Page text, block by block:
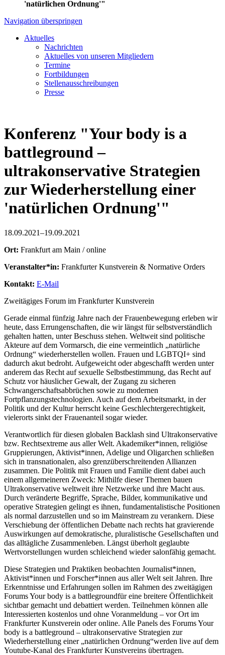
'natürlichen Ordnung'"
Navigation überspringen
Aktuelles
Nachrichten
Aktuelles von unseren Mitgliedern
Termine
Fortbildungen
Stellenausschreibungen
Presse
Konferenz "Your body is a
battleground –
ultrakonservative Strategien
zur Wiederherstellung einer
'natürlichen Ordnung'"
18.09.2021–19.09.2021
Ort: Frankfurt am Main / online
Veranstalter*in: Frankfurter Kunstverein & Normative Orders
Kontakt: E-Mail
Zweitägiges Forum im Frankfurter Kunstverein
Gerade einmal fünfzig Jahre nach der Frauenbewegung erleben wir
heute, dass Errungenschaften, die wir längst für selbstverständlich
gehalten hatten, unter Beschuss stehen. Weltweit sind politische
Akteure auf dem Vormarsch, die eine vermeintlich „natürliche
Ordnung“ wiederherstellen wollen. Frauen und LGBTQI+ sind
dadurch akut bedroht. Aufgeweicht oder abgeschafft werden unter
anderem das Recht auf sexuelle Selbstbestimmung, das Recht auf
Schutz vor häuslicher Gewalt, der Zugang zu sicheren
Schwangerschaftsabbrüchen sowie zu modernen
Fortpflanzungstechnologien. Auch auf dem Arbeitsmarkt, in der
Politik und der Kultur herrscht keine Geschlechtergerechtigkeit,
vielerorts sinkt der Frauenanteil sogar wieder.
Verantwortlich für diesen globalen Backlash sind Ultrakonservative
bzw. Rechtsextreme aus aller Welt. Akademiker*innen, religiöse
Gruppierungen, Aktivist*innen, Adelige und Oligarchen schließen
sich in transnationalen, also grenzüberschreitenden Allianzen
zusammen. Die Politik mit Frauen und Familie dient dabei auch
einem allgemeineren Zweck: Mithilfe dieser Themen bauen
Ultrakonservative weltweit ihre Netzwerke und ihre Macht aus.
Durch veränderte Begriffe, Sprache, Bilder, kommunikative und
operative Strategien gelingt es ihnen, fundamentalistische Positionen
als normal darzustellen und so im Mainstream zu verankern. Diese
Verschiebung der öffentlichen Debatte nach rechts hat gravierende
Auswirkungen auf demokratische, pluralistische Gesellschaften und
das alltägliche Zusammenleben. Längst überholt geglaubte
Wertvorstellungen wurden schleichend wieder salonfähig gemacht.
Diese Strategien und Praktiken beobachten Journalist*innen,
Aktivist*innen und Forscher*innen aus aller Welt seit Jahren. Ihre
Erkenntnisse und Erfahrungen sollen im Rahmen des zweitägigen
Forums Your body is a battlegroundfür eine breitere Öffentlichkeit
sichtbar gemacht und debattiert werden. Teilnehmen können alle
Interessierten kostenlos und ohne Voranmeldung – vor Ort im
Frankfurter Kunstverein oder online. Alle Panels des Forums Your
body is a battleground – ultrakonservative Strategien zur
Wiederherstellung einer „natürlichen Ordnung“werden live auf dem
Youtube-Kanal des Frankfurter Kunstvereins übertragen.